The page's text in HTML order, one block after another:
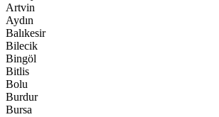
Artvin
Aydın
Balıkesir
Bilecik
Bingöl
Bitlis
Bolu
Burdur
Bursa